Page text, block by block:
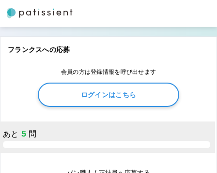
フランクスへの応募
会員の方は登録情報を呼び出せます
ログインはこちら
あと 5 問